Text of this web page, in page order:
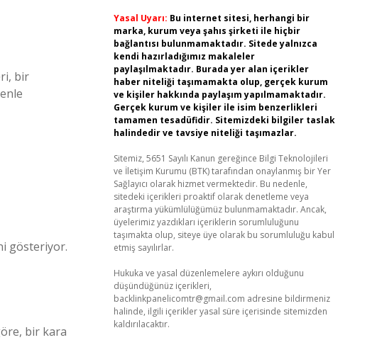
bir
gösteriyor.
bir kara
Yasal Uyarı: Bu internet sitesi, herhangi bir
marka, kurum veya şahıs şirketi ile hiçbir
bağlantısı bulunmamaktadır. Sitede yalnızca
kendi hazırladığımız makaleler
paylaşılmaktadır. Burada yer alan içerikler
haber niteliği taşımamakta olup, gerçek kurum
ve kişiler hakkında paylaşım yapılmamaktadır.
Gerçek kurum ve kişiler ile isim benzerlikleri
tamamen tesadüfidir. Sitemizdeki bilgiler taslak
halindedir ve tavsiye niteliği taşımazlar.
Sitemiz, 5651 Sayılı Kanun gereğince Bilgi Teknolojileri
ve İletişim Kurumu (BTK) tarafından onaylanmış bir Yer
Sağlayıcı olarak hizmet vermektedir. Bu nedenle,
sitedeki içerikleri proaktif olarak denetleme veya
araştırma yükümlülüğümüz bulunmamaktadır. Ancak,
üyelerimiz yazdıkları içeriklerin sorumluluğunu
taşımakta olup, siteye üye olarak bu sorumluluğu kabul
etmiş sayılırlar.
Hukuka ve yasal düzenlemelere aykırı olduğunu
düşündüğünüz içerikleri,
backlinkpanelicomtr@gmail.com adresine bildirmeniz
halinde, ilgili içerikler yasal süre içerisinde sitemizden
kaldırılacaktır.